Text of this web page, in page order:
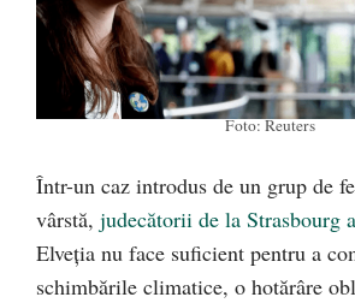
Foto: Reuters
Într-un caz introdus de un grup de
vârstă, judecătorii de la Strasbourg
Elveția nu face suficient pentru a
schimbările climatice, o hotărâre